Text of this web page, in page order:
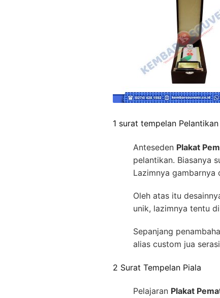
1 surat tempelan Pelantikan
Anteseden Plakat
pelantikan. Biasanya
Lazimnya gambarnya
Oleh atas itu
unik, lazimnya tentu
Sepanjang
alias custom jua
2 Surat Tempelan Piala
Pelajaran Plakat